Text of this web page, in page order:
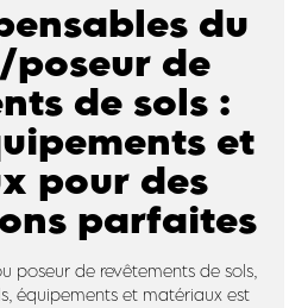
du
de
de sols :
et
pour des
parfaites
poseur de revêtements de sols,
équipements et matériaux est